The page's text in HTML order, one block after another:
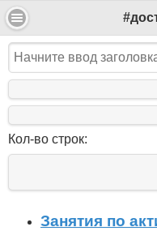
Кол-во строк:
Занятия по